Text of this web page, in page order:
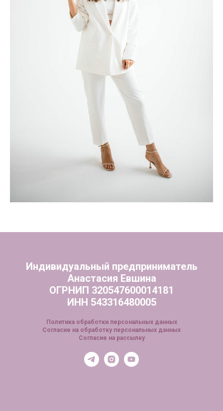
Индивидуальный предприниматель
Анастасия Евшина
ОГРНИП 320547600014181
ИНН 543316480005
Политика обработки персональных данных
Согласие на обработку персональных данных
Согласие на рассылку